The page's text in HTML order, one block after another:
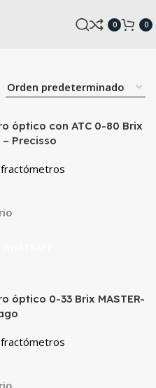
0 0
óptico con ATC 0-80 Brix
– Precisso
óptico 0-33 Brix MASTER-